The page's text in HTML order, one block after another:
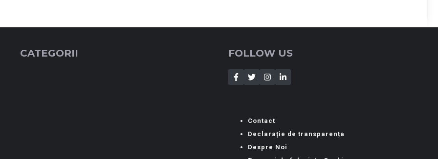
CATEGORII FOLLOW US
Contact
Declarație de transparența
Despre Noi